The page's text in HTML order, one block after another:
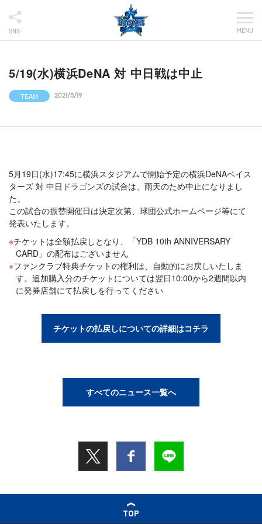
SNS MENU
5/19(水)横浜DeNA 対 中日戦は中止
TEAM 2021/5/19
5月19日(水)17:45に横浜スタジアムで開始予定の横浜DeNAベイス
ターズ 対 中日ドラゴンズの試合は、雨天のため中止になりまし
た。
この試合の振替開催日は決定次第、球団公式ホームページ等にて
発表いたします。
チケットは全額払戻しとなり、「YDB 10th ANNIVERSARY
CARD」の配布はございません
ファンクラブ特典チケットの権利は、自動的にお戻しいたしま
す。追加購入分のチケットについては翌日10:00から2週間以内
に発券店舗にて払戻しを行ってください
チケットの払戻しについての詳細はコチラ
すべてのニュース一覧へ
TOP